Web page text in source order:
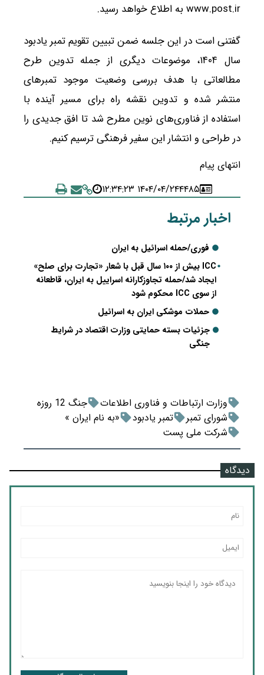
www.post.ir به اطلاع خواهد رسید.
گفتنی است در این جلسه ضمن تبیین تقویم تمبر یادبود
سال ۱۴۰۴، موضوعات دیگری از جمله تدوین طرح
مطالعاتی با هدف بررسی وضعیت موجود تمبرهای
منتشر شده و تدوین نقشه راه برای مسیر آینده با
استفاده از فناوری‌های نوین مطرح شد تا افق جدیدی را
در طراحی و انتشار این سفیر فرهنگی ترسیم کنیم.
انتهای پیام
۴۴۸۵۱۴۰۴/۰۴/۲۴ ۱۲:۳۴:۲۳
اخبار مرتبط
فوری/حمله اسرائیل به ایران
ICC بیش از ۱۰۰ سال قبل با شعار «تجارت برای صلح»
ایجاد شد/حمله تجاوزکارانه اسراییل به ایران، قاطعانه
از سوی ICC محکوم شود
حملات موشکی ایران به اسرائیل
جزئیات بسته حمایتی وزارت اقتصاد در شرایط
جنگی
وزارت ارتباطات و فناوری اطلاعات
جنگ 12 روزه
شورای تمبر
تمبر یادبود
«به نام ایران »
شرکت ملی پست
دیدگاه